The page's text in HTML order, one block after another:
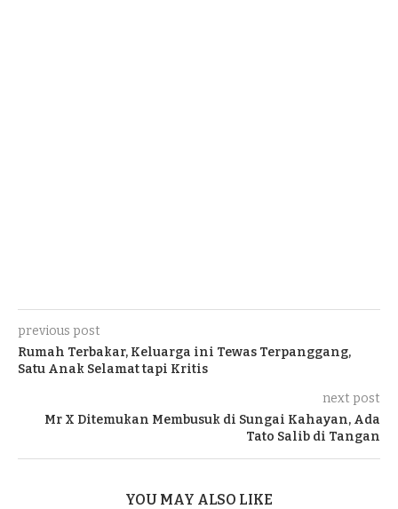
previous post
Rumah Terbakar, Keluarga ini Tewas Terpanggang,
Satu Anak Selamat tapi Kritis
next post
Mr X Ditemukan Membusuk di Sungai Kahayan, Ada
Tato Salib di Tangan
YOU MAY ALSO LIKE